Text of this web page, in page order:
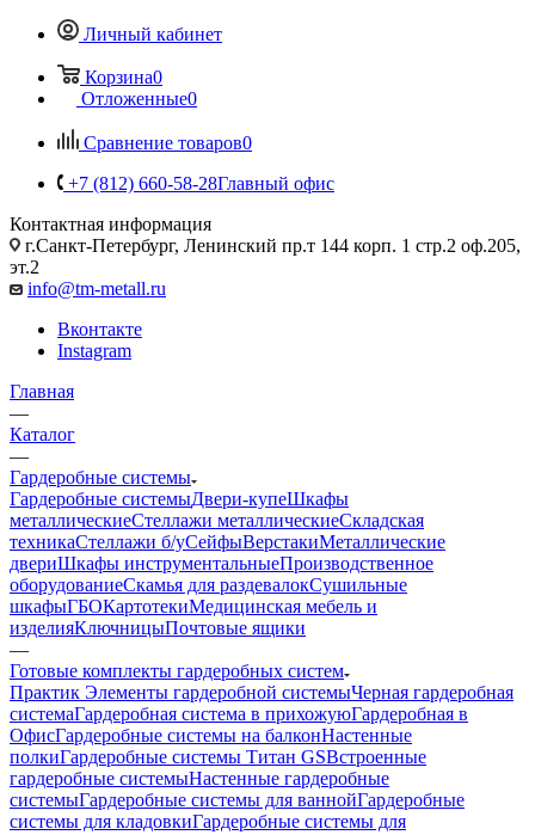
Личный кабинет
Корзина0
Отложенные0
Сравнение товаров0
+7 (812) 660-58-28Главный офис
Контактная информация
г.Санкт-Петербург, Ленинский пр.т 144 корп. 1 стр.2 оф.205,
эт.2
info@tm-metall.ru
Вконтакте
Instagram
Главная
—
Каталог
—
Гардеробные системы
Гардеробные системыДвери-купеШкафы
металлическиеСтеллажи металлическиеСкладская
техникаСтеллажи б/уСейфыВерстакиМеталлические
двериШкафы инструментальныеПроизводственное
оборудованиеСкамья для раздевалокСушильные
шкафыГБОКартотекиМедицинская мебель и
изделияКлючницыПочтовые ящики
—
Готовые комплекты гардеробных систем
Практик Элементы гардеробной системыЧерная гардеробная
системаГардеробная система в прихожуюГардеробная в
ОфисГардеробные системы на балконНастенные
полкиГардеробные системы Титан GSВстроенные
гардеробные системыНастенные гардеробные
системыГардеробные системы для ваннойГардеробные
системы для кладовкиГардеробные системы для